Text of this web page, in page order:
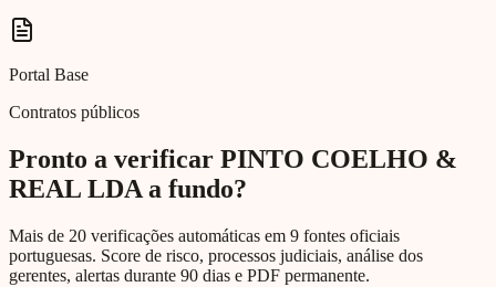
Portal Base
Contratos públicos
Pronto a verificar PINTO COELHO &
REAL LDA a fundo?
Mais de 20 verificações automáticas em 9 fontes oficiais
portuguesas. Score de risco, processos judiciais, análise dos
gerentes, alertas durante 90 dias e PDF permanente.